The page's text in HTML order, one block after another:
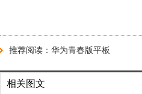
推荐阅读： 华为青春版平板
相关图文